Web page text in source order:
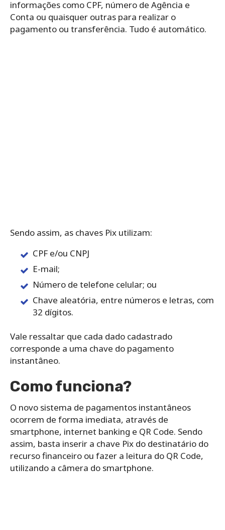
informações como CPF, número de Agência e
Conta ou quaisquer outras para realizar o
pagamento ou transferência. Tudo é automático.
Sendo assim, as chaves Pix utilizam:
CPF e/ou CNPJ
E-mail;
Número de telefone celular; ou
Chave aleatória, entre números e letras, com
32 dígitos.
Vale ressaltar que cada dado cadastrado
corresponde a uma chave do pagamento
instantâneo.
Como funciona?
O novo sistema de pagamentos instantâneos
ocorrem de forma imediata, através de
smartphone, internet banking e QR Code. Sendo
assim, basta inserir a chave Pix do destinatário do
recurso financeiro ou fazer a leitura do QR Code,
utilizando a câmera do smartphone.